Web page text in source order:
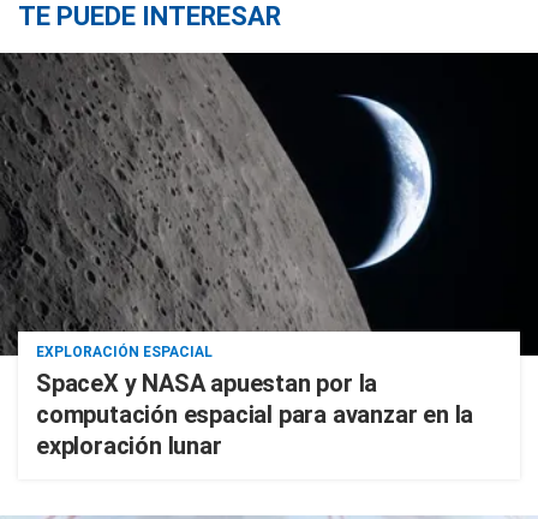
TE PUEDE INTERESAR
EXPLORACIÓN ESPACIAL
SpaceX y NASA apuestan por la
computación espacial para avanzar en la
exploración lunar